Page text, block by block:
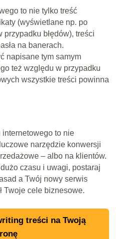
to nie tylko treść
(wyświetlane np. po
przypadku błędów), treści
na banerach.
napisane tym samym
też względu w przypadku
wszystkie treści powinna
to nie
narzędzie konwersji
– albo na klientów.
czasu i uwagi, postaraj
a Twój nowy serwis
Twoje cele biznesowe.
treści na Twoją